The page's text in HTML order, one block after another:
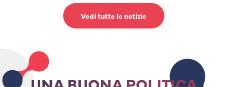
Vedi tutte le notizie